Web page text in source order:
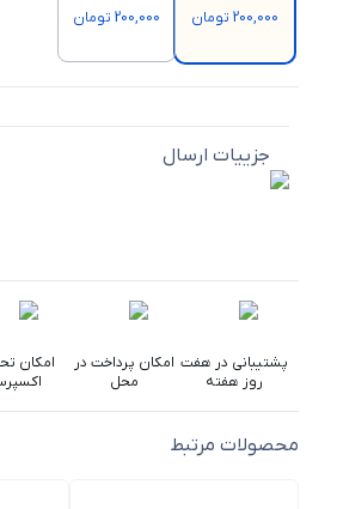
200,000 تومان 200,000 تومان
جزییات ارسال
پشتیبانی در هفت
روز هفته
امکان پرداخت در
محل
امکان
محصولات مرتبط